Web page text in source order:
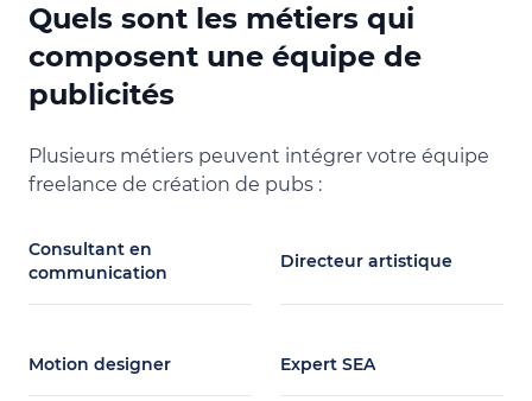
Rédaction publicitaire
Rédaction de scénarios
Rédaction print et web
Rédaction d'articles
Interview vidéo
podcast Réseaux
Quels sont les métiers qui
composent une équipe de
publicités
Plusieurs métiers peuvent intégrer votre équipe
freelance de création de pubs :
Consultant en
communication
Directeur artistique
Motion designer Expert SEA